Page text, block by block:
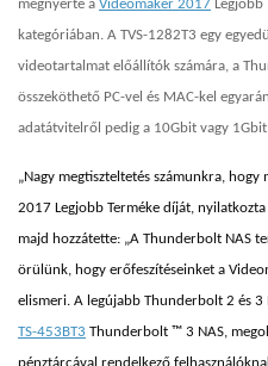
megnyerte a Videomaker 2017 Legjobb
kategóriában. A TVS-1282T3 egy
videotartalmat előállítók számára, a
összeköthető PC-vel és MAC-kel
adatátvitelről pedig a 10Gbit vagy
„Nagy megtiszteltetés számunkra,
2017 Legjobb Terméke díját,
majd hozzátette: „A Thunderbolt NAS
örülünk, hogy erőfeszítéseinket a
elismeri. A legújabb Thunderbolt 2 és 3
TS-453BT3 Thunderbolt ™ 3 NAS,